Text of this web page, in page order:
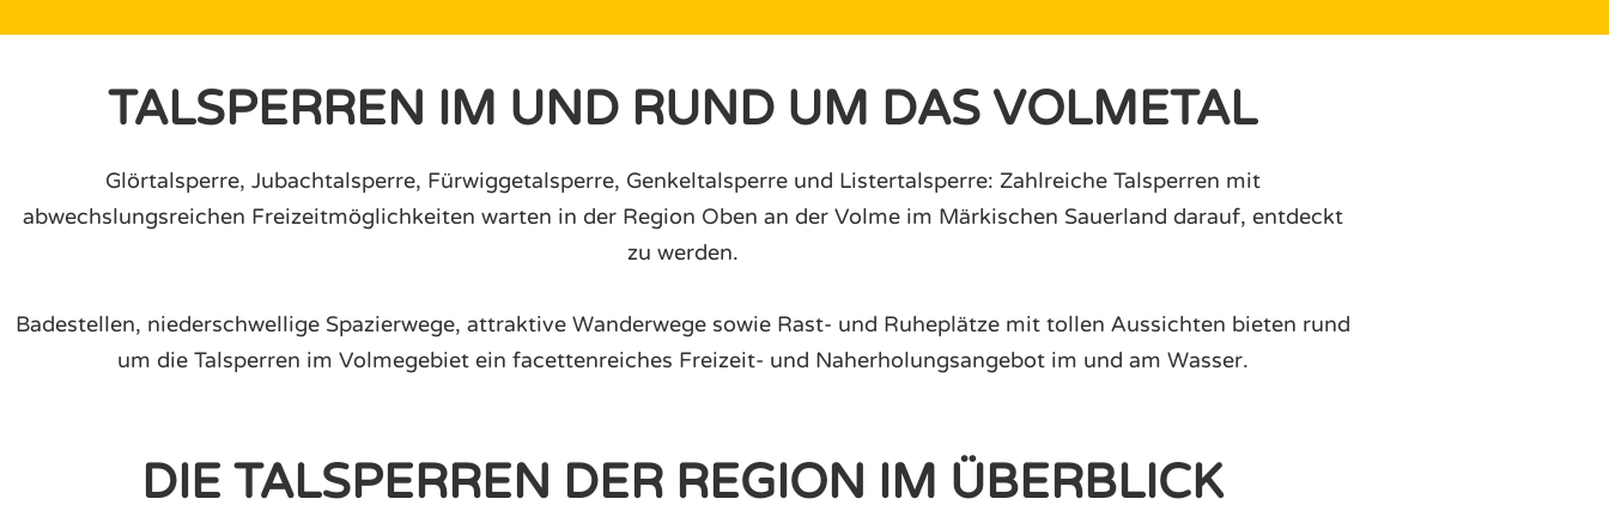
TALSPERREN IM UND RUND UM DAS VOLMETAL
Glörtalsperre, Jubachtalsperre, Fürwiggetalsperre, Genkeltalsperre und Listertalsperre: Zahlreiche Talsperren mit
abwechslungsreichen Freizeitmöglichkeiten warten in der Region Oben an der Volme im Märkischen Sauerland darauf, entdeckt
zu werden.
Badestellen, niederschwellige Spazierwege, attraktive Wanderwege sowie Rast- und Ruheplätze mit tollen Aussichten bieten rund
um die Talsperren im Volmegebiet ein facettenreiches Freizeit- und Naherholungsangebot im und am Wasser.
DIE TALSPERREN DER REGION IM ÜBERBLICK